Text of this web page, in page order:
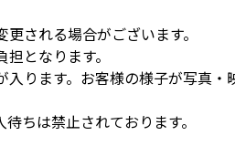
される場合がございます。
となります。
ります。お客様の様子が写真
ちは禁止されております。